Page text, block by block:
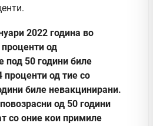
2022 година во
од
под 50 години биле
од тие со
биле невакцинирани.
од 50 години
со оние кои примиле